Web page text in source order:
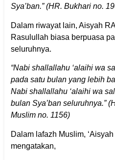
Sya’ban.” (HR. Bukhari no.
Dalam riwayat lain, Aisyah
Rasulullah biasa berpuasa
seluruhnya.
“Nabi shallallahu ‘alaihi wa
pada satu bulan yang lebih
Nabi shallallahu ‘alaihi wa
bulan Sya’ban seluruhnya.”
Muslim no. 1156)
Dalam lafazh Muslim,
mengatakan,